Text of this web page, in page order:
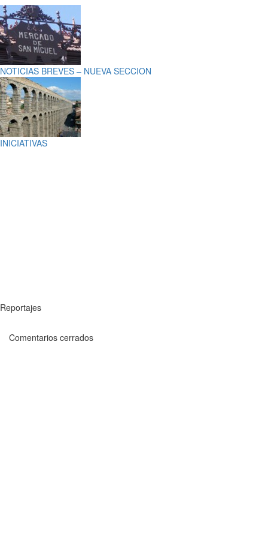
NOTICIAS BREVES – NUEVA SECCION
INICIATIVAS
Reportajes
Comentarios cerrados